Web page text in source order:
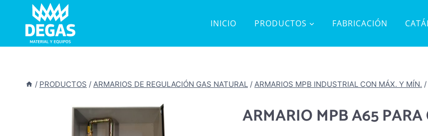
contenido
INICIO PRODUCTOS FABRICACIÓN
/ PRODUCTOS / ARMARIOS DE REGULACIÓN GAS NATURAL / ARMARIOS MPB INDUSTRIAL CON MÁX. Y MÍN. /
ARMARIO MPB A65